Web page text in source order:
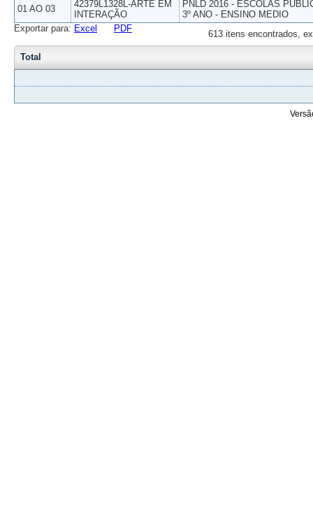
01 AO 03
42379L1328L-ARTE EM
INTERAÇÃO
PNLD 2016 - ESCOLAS
3º ANO - ENSINO MEDIO
613 itens encontrados,
Exportar para: Excel PDF
Total